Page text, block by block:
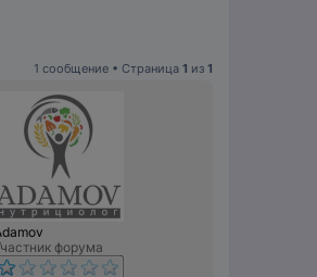
1 сообщение • Страница 1 из 1
форума